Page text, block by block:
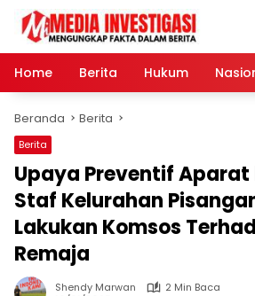
Langsung
konten
Home
Berita Hukum
Beranda Berita
Berita
Upaya Preventif
Staf Kelurahan
Lakukan Komsos
Remaja
Shendy Marwan
2 Min Baca